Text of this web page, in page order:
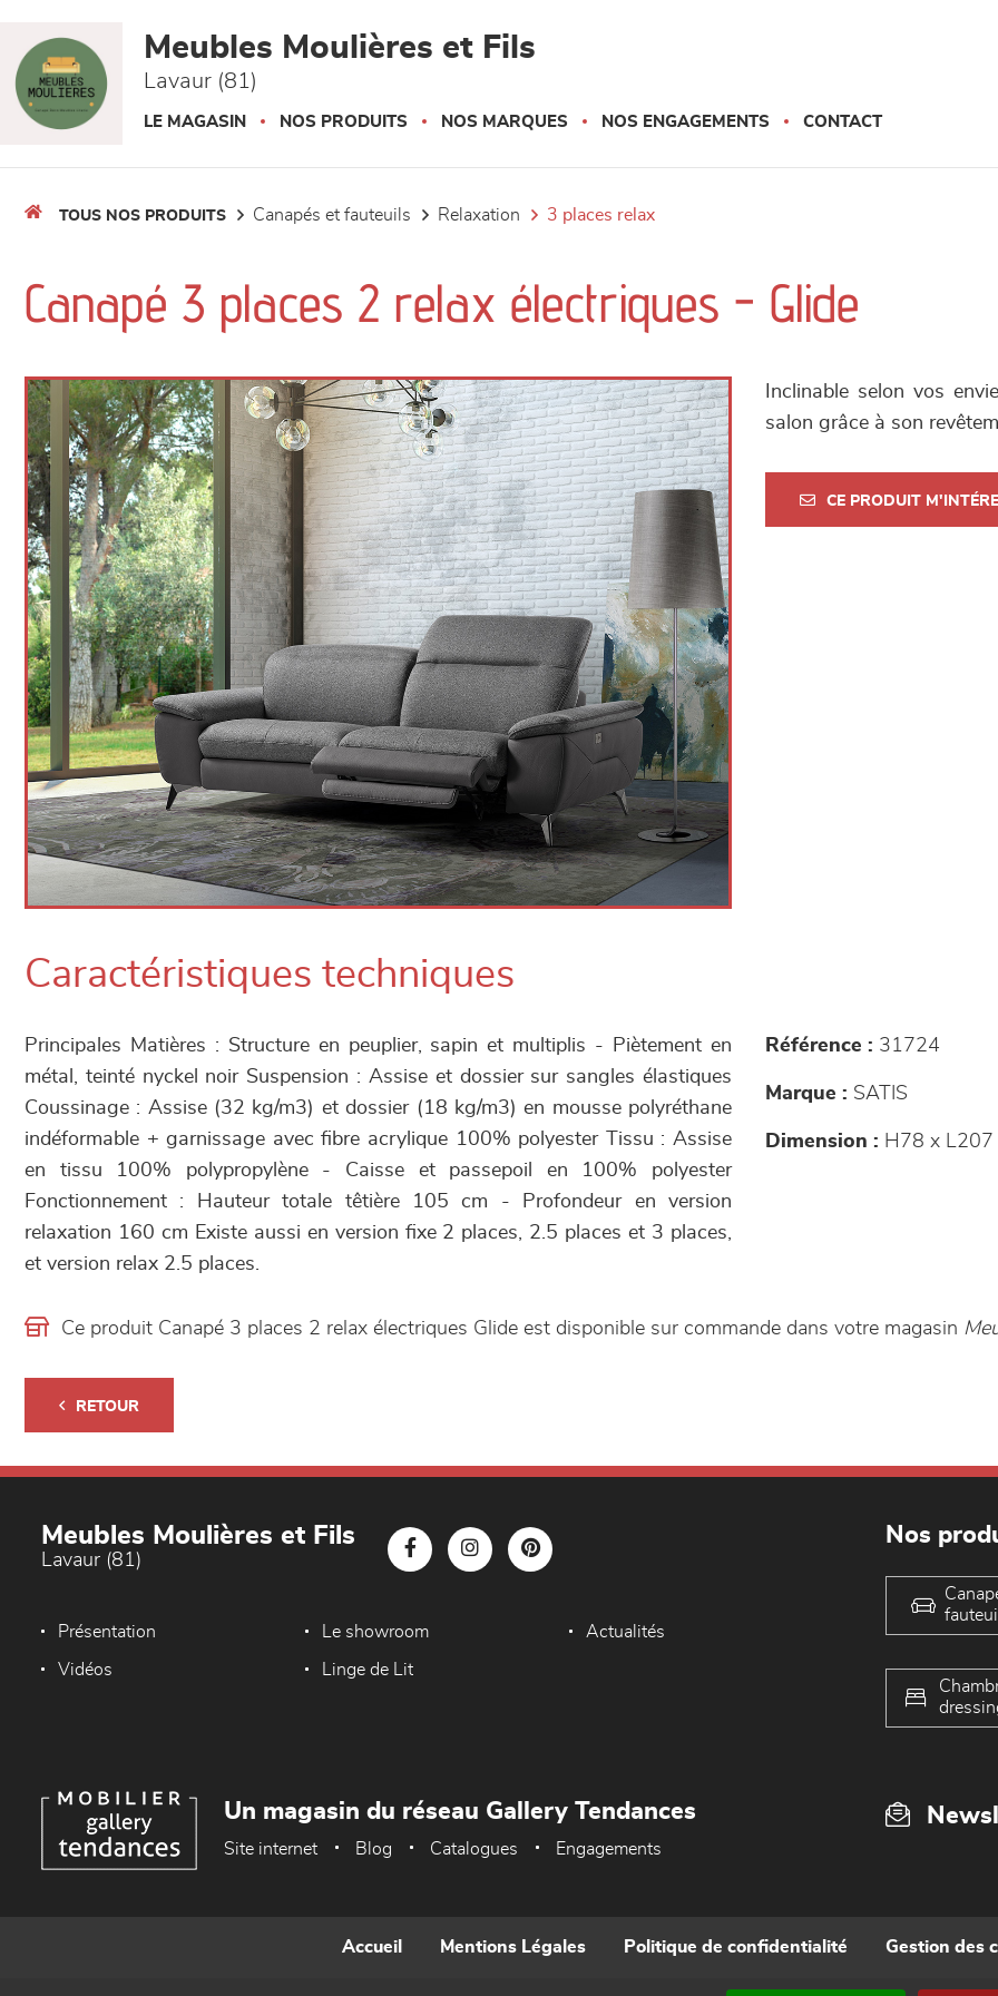
Meubles Moulières et Fils
Lavaur (81)
LE MAGASIN NOS PRODUITS NOS MARQUES NOS ENGAGEMENTS CONTACT
TOUS NOS PRODUITS canapés et fauteuils relaxation 3 places relax
Canapé 3 places 2 relax électriques - Glide
Inclinable selon vos
salon grâce à son
CE PRODUIT
Caractéristiques techniques
Principales Matières : Structure en peuplier, sapin et multiplis - Piètement en
métal, teinté nyckel noir Suspension : Assise et dossier sur sangles élastiques
Coussinage : Assise (32 kg/m3) et dossier (18 kg/m3) en mousse polyréthane
indéformable + garnissage avec fibre acrylique 100% polyester Tissu : Assise
en tissu 100% polypropylène - Caisse et passepoil en 100% polyester
Fonctionnement : Hauteur totale têtière 105 cm - Profondeur en version
relaxation 160 cm Existe aussi en version fixe 2 places, 2.5 places et 3 places,
et version relax 2.5 places.
Référence : 31724
Marque : SATIS
Dimension : H78 x L207
Ce produit Canapé 3 places 2 relax électriques Glide est disponible sur commande dans votre magasin
RETOUR
Meubles Moulières et Fils
Lavaur (81)
Présentation Le showroom Actualités
Vidéos Linge de Lit
Nos
Un magasin du réseau Gallery Tendances
Site internet Blog Catalogues Engagements
Accueil Mentions Légales Politique de confidentialité Gestion des